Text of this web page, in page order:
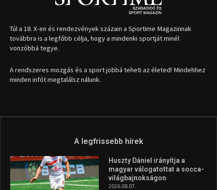
Túl a 18. X-en és rendezvények százain a Sportime Magazinnak
továbbra is a legfőbb célja, hogy a mindenki sportját minél
vonzóbbá tegye.
A rendszeres mozgás és a sport jobbá teheti az életed! Mindehhez
minden infót megtalálsz nálunk.
A legfrissebb hírek
Huszty Dániel irányítja a
magyar válogatottat a socca-
világbajnokságon
2026.08.07.